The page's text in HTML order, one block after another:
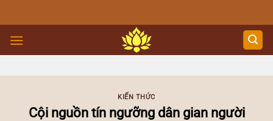
to
content
KIẾN THỨC
Cội nguồn tín ngưỡng dân gian người